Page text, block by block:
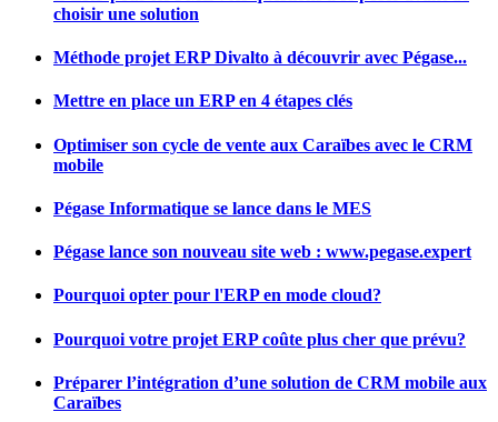
choisir une solution
Méthode projet ERP Divalto à découvrir avec Pégase...
Mettre en place un ERP en 4 étapes clés
Optimiser son cycle de vente aux Caraïbes avec le CRM
mobile
Pégase Informatique se lance dans le MES
Pégase lance son nouveau site web : www.pegase.expert
Pourquoi opter pour l'ERP en mode cloud?
Pourquoi votre projet ERP coûte plus cher que prévu?
Préparer l’intégration d’une solution de CRM mobile aux
Caraïbes